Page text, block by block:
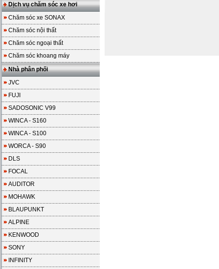
Dịch vụ chăm sóc xe hơi
Chăm sóc xe SONAX
Chăm sóc nội thất
Chăm sóc ngoại thất
Chăm sóc khoang máy
Nhà phân phối
JVC
FUJI
SADOSONIC V99
WINCA - S160
WINCA - S100
WORCA - S90
DLS
FOCAL
AUDITOR
MOHAWK
BLAUPUNKT
ALPINE
KENWOOD
SONY
INFINITY